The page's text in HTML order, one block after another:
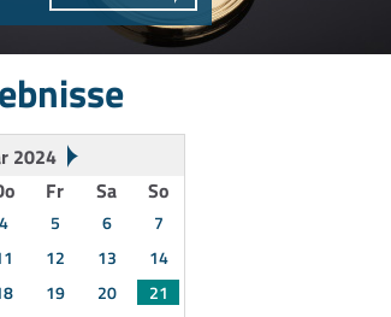
2024
Fr Sa So
4 5 6
7
12 13
14
19 20
21